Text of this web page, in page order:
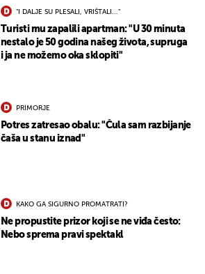
"I DALJE SU PLESALI, VRIŠTALI..."
Turisti mu zapalili apartman: "U 30 minuta
nestalo je 50 godina našeg života, supruga
i ja ne možemo oka sklopiti"
PRIMORJE
Potres zatresao obalu: "Čula sam razbijanje
čaša u stanu iznad"
KAKO GA SIGURNO PROMATRATI?
Ne propustite prizor koji se ne viđa često:
Nebo sprema pravi spektakl